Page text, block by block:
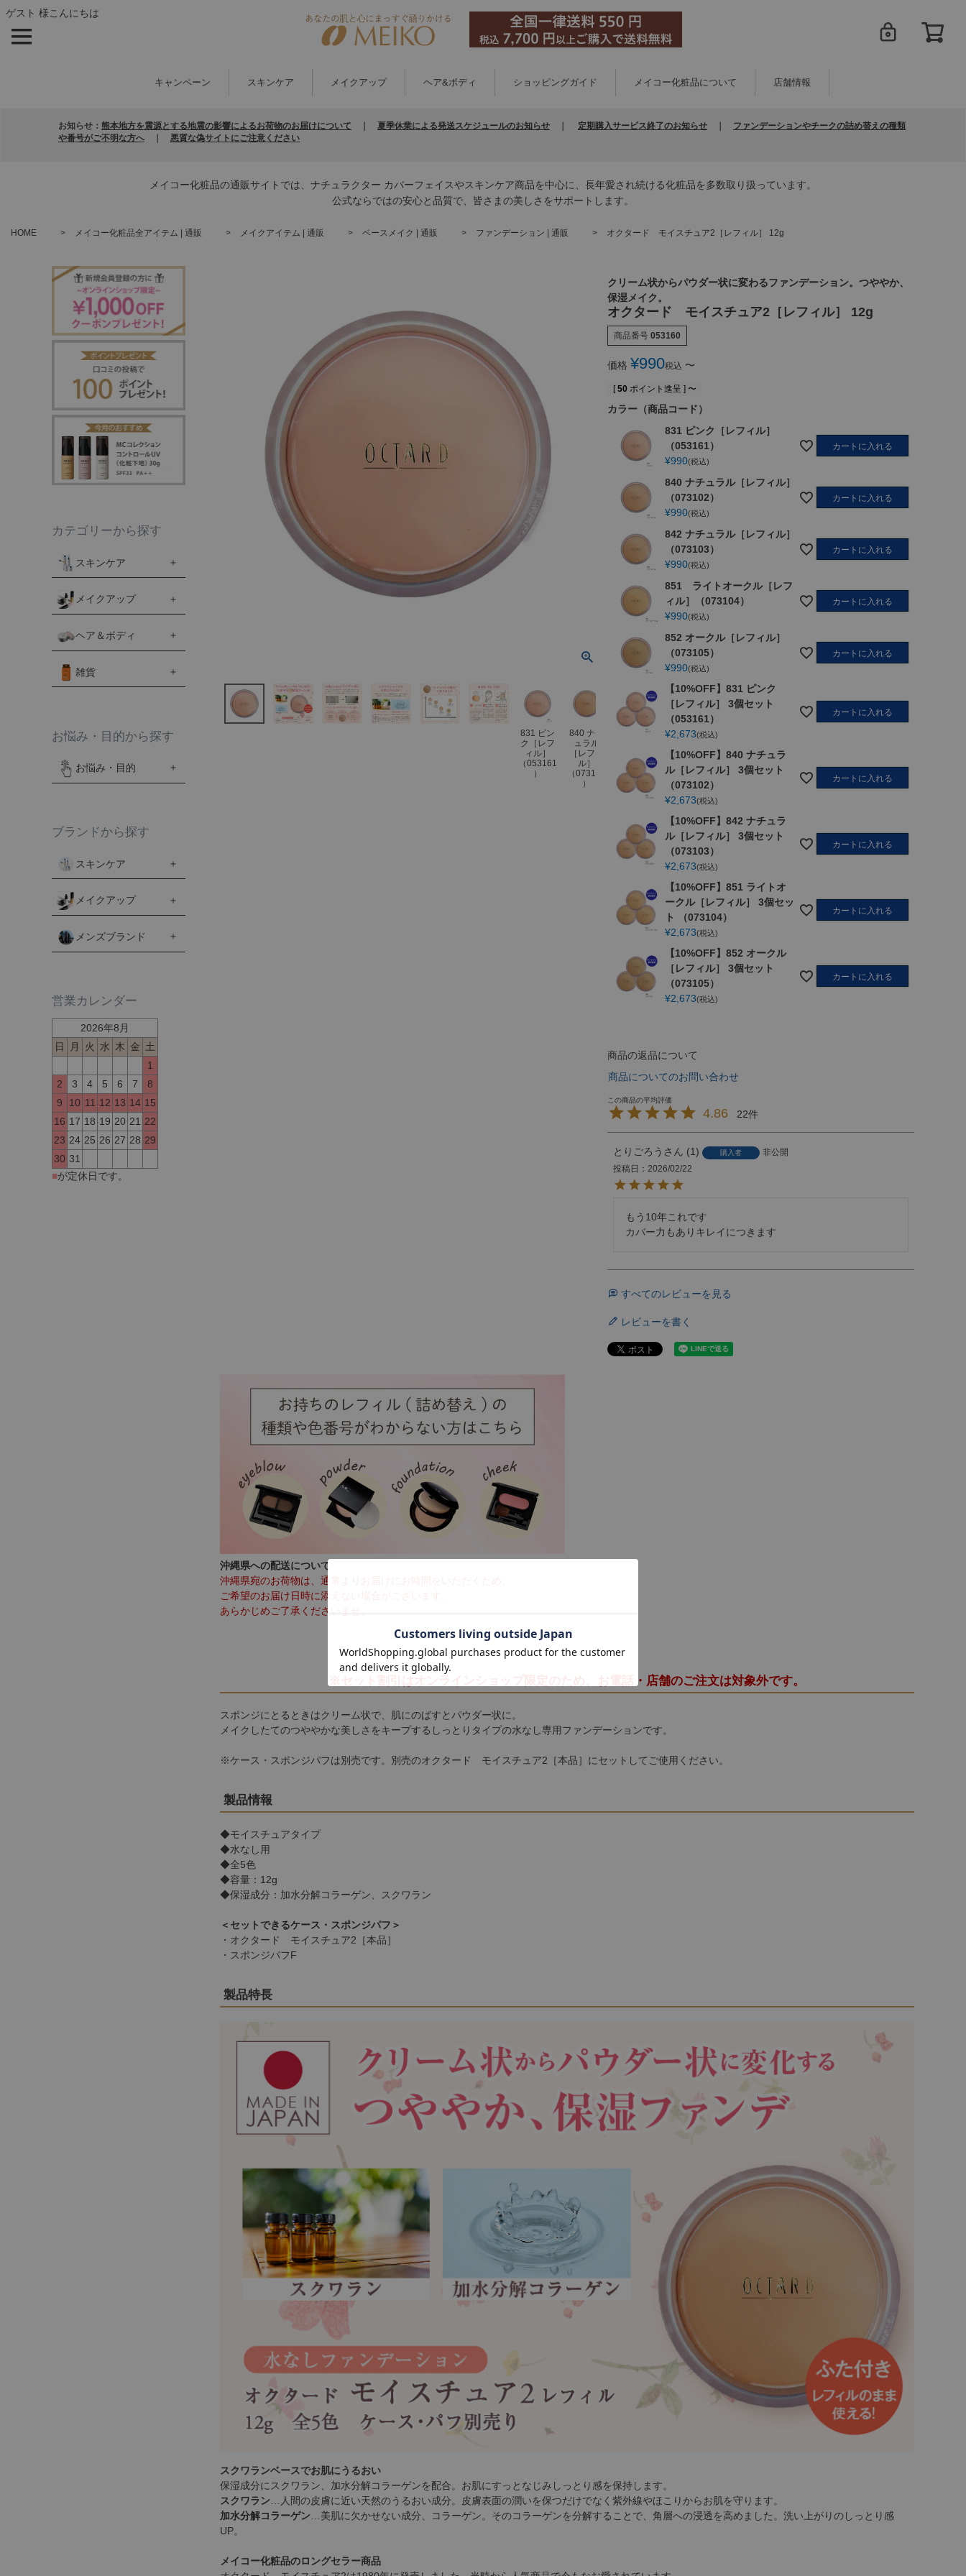
ゲスト 様こんにちは
キャンペーン スキンケア メイクアップ ヘア&ボディ ショッピングガイド メイコー化粧品について 店舗情報
お知らせ： 熊本地方を震源とする地震の影響によるお荷物のお届けについて 夏季休業による発送スケジュールのお知らせ 定期購入サービス終了のお知らせ
ファンデーションやチークの詰め替えの種類
や番号がご不明な方へ
悪質な偽サイトにご注意ください
メイコー化粧品の通販サイトでは、ナチュラクター カバーフェイスやスキンケア商品を中心に、長年愛され続ける化粧品を多数取り扱っています。
公式ならではの安心と品質で、皆さまの美しさをサポートします。
HOME メイコー化粧品全アイテム | 通販 メイクアイテム | 通販 ベースメイク | 通販 ファンデーション | 通販 オクタード モイスチュア2［レフィル］ 12g
カテゴリーから探す
スキンケア
メイクアップ
ヘア＆ボディ
雑貨
お悩み・目的から探す
お悩み・目的
ブランドから探す
スキンケア
メイクアップ
メンズブランド
営業カレンダー
2026年8月
日
月 火 水 木 金 土
1
2
3 4 5 6 7
8
9
10 11 12 13 14 15
16 17 18 19 20 21 22
23 24 25 26 27 28 29
30 31
■が定休日です。
831 ピン
ク［レフ
ィル］
（053161
）
840 ナチ
ュラル
［レフィ
ル］
（073102
）
842 ナチ
ル］
（073103
851 ラ
クル［レ
（073104
）
852 オー
フィル］
（073105
ンク［レ
フィル］
3個セット
ル］ 3個
セット
ル］ 3個
セット
クリーム状からパウダー状に変わるファンデーション。つややか、
保湿メイク。
オクタード モイスチュア2［レフィル］ 12g
商品番号 053160
価格 ¥990税込 〜
[ 50 ポイント進呈 ] 〜
カラー（商品コード）
831 ピンク［レフィル］
（053161）
¥990 税込
カートに入れる
840 ナチュラル［レフィル］
（073102）
¥990 税込
カートに入れる
842 ナチュラル［レフィル］
（073103）
¥990 税込
カートに入れる
851 ライトオークル［レフ
ィル］（073104）
¥990 税込
カートに入れる
852 オークル［レフィル］
（073105）
¥990 税込
カートに入れる
【10%OFF】831 ピンク
［レフィル］ 3個セット
（053161）
¥2,673 税込
カートに入れる
【10%OFF】840 ナチュラ
ル［レフィル］ 3個セット
（073102）
¥2,673 税込
カートに入れる
【10%OFF】842 ナチュラ
ル［レフィル］ 3個セット
（073103）
¥2,673 税込
カートに入れる
【10%OFF】851 ライトオ
ークル［レフィル］ 3個セッ
ト （073104）
¥2,673 税込
カートに入れる
【10%OFF】852 オークル
［レフィル］ 3個セット
（073105）
¥2,673 税込
カートに入れる
商品の返品について
商品についてのお問い合わせ
4.86 22
とりごろう 1 購入者
非公開
投稿日
2026/02/22
もう10年これです
カバー力もありキレイにつきます
すべてのレビューを見る
レビューを書く
沖縄県への配送について
沖縄県宛のお荷物は、通常よりお届けにお時間をいただくため、
ご希望のお届け日時に添えない場合がございます。
あらかじめご了承くださいませ。
※セット割引はオンラインショップ限定のため、お電話・店舗のご注文は対象外です。
スポンジにとるときはクリーム状で、肌にのばすとパウダー状に。
メイクしたてのつややかな美しさをキープするしっとりタイプの水なし専用ファンデーションです。
※ケース・スポンジパフは別売です。別売のオクタード モイスチュア2［本品］ にセットしてご使用ください。
製品情報
◆モイスチュアタイプ
◆水なし用
◆全5色
◆容量：12g
◆保湿成分：加水分解コラーゲン、スクワラン
＜セットできるケース・スポンジパフ＞
・ オクタード モイスチュア2［本品］
・ スポンジパフF
製品特長
スクワランベースでお肌にうるおい
保湿成分にスクワラン、加水分解コラーゲンを配合。お肌にすっとなじみしっとり感を保持します。
スクワラン …人間の皮膚に近い天然のうるおい成分。皮膚表面の潤いを保つだけでなく紫外線やほこりからお肌を守ります。
加水分解コラーゲン …美肌に欠かせない成分、コラーゲン。そのコラーゲンを分解することで、角層への浸透を高めました。洗い上がりのしっとり感
UP。
メイコー化粧品のロングセラー商品